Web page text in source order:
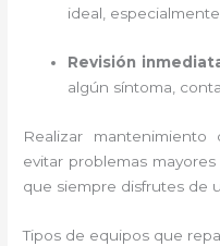
ideal,
Revisión
algún síntoma,
Realizar
evitar problemas
que siempre disfrutes de
Tipos de equipos que